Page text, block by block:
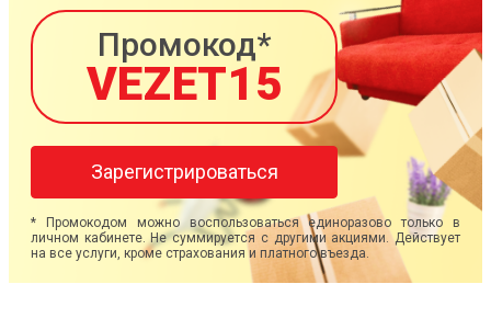
Промокод*
VEZET15
Зарегистрироваться
* Промокодом можно воспользоваться единоразово только в
личном кабинете. Не суммируется с другими акциями. Действует
на все услуги, кроме страхования и платного въезда.